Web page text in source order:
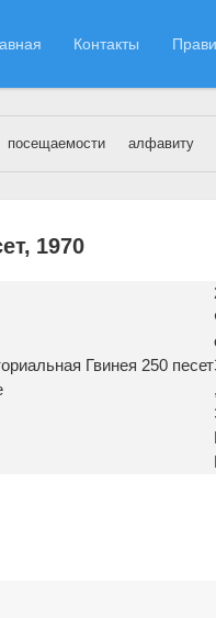
Контакты
посещаемости алфавиту
1970